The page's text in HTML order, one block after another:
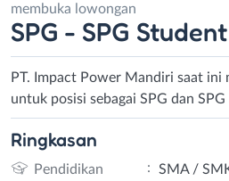
membuka lowongan
SPG - SPG Student
PT. Impact Power Mandiri saat ini
untuk posisi sebagai SPG dan
Ringkasan
Pendidikan :
SMA /